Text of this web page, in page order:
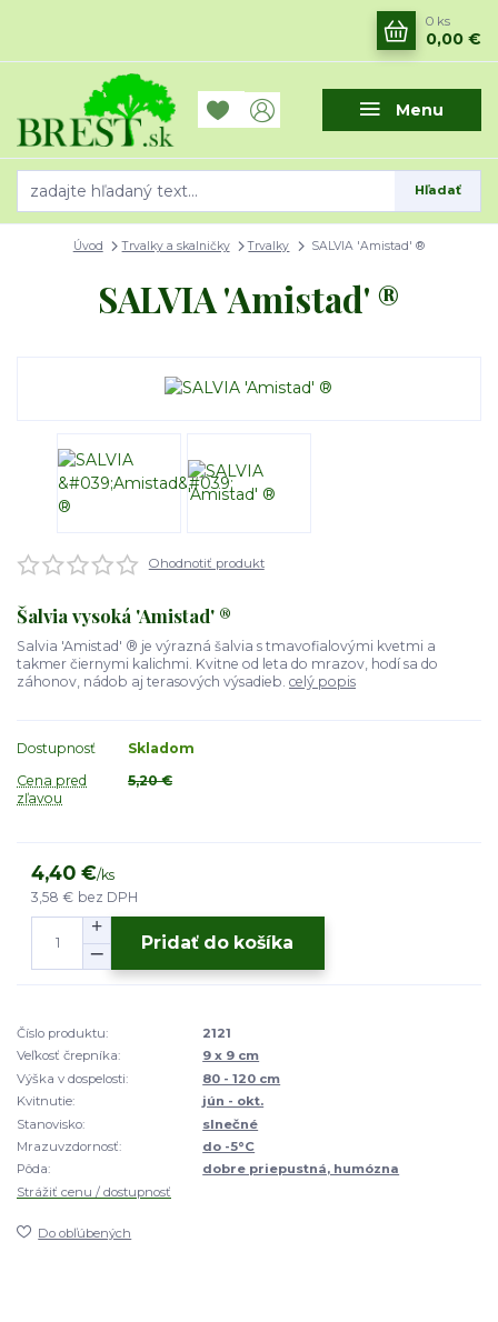
Menu
Hľadať
0 ks
0,00 €
Úvod Trvalky a skalničky Trvalky SALVIA 'Amistad' ®
SALVIA 'Amistad' ®
Ohodnotiť produkt
Šalvia vysoká 'Amistad' ®
Salvia 'Amistad' ® je výrazná šalvia s tmavofialovými kvetmi a
takmer čiernymi kalichmi. Kvitne od leta do mrazov, hodí sa do
záhonov, nádob aj terasových výsadieb. celý popis
Dostupnosť
Skladom
Cena pred
zľavou
5,20 €
4,40 €/ks
3,58 € bez DPH
Pridať do košíka
Číslo produktu:
2121
Veľkosť črepníka:
9 x 9 cm
Výška v dospelosti:
80 - 120 cm
Kvitnutie:
jún - okt.
Stanovisko:
slnečné
Mrazuvzdornosť:
do -5°C
Pôda:
dobre priepustná, humózna
Strážiť cenu / dostupnosť
Do obľúbených